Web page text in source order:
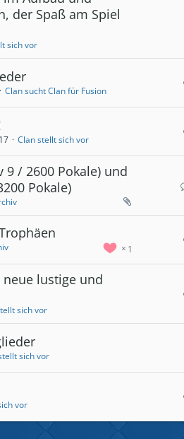
der Spaß am Spiel
sich vor
Clan sucht Clan für Fusion
Clan stellt sich vor
9 / 2600 Pokale) und
Pokale)
1
neue lustige und
sich vor
sich vor
vor